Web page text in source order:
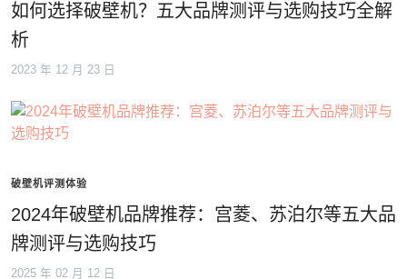
如何选择破壁机？五大品牌测评与选购技巧全解
析
2023 年 12 月 23 日
破壁机评测体验
2024年破壁机品牌推荐：宫菱、苏泊尔等五大品
牌测评与选购技巧
2025 年 02 月 12 日